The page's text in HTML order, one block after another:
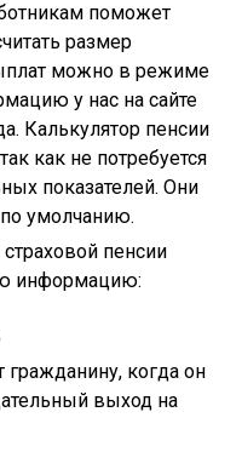
поможет
размер
можно в режиме
у нас на сайте
Калькулятор пенсии
как не потребуется
показателей. Они
умолчанию.
пенсии
информацию:
гражданину, когда он
выход на